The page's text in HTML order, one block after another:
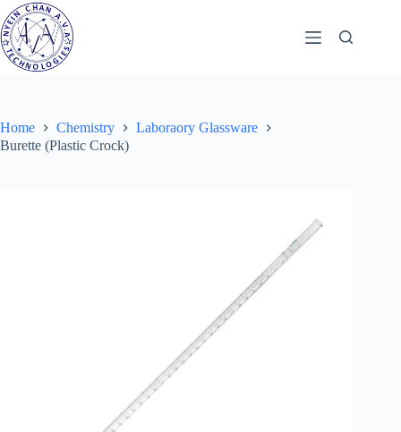
Skip
to
content
Home Chemistry
Laboraory Glassware
Burette (Plastic Crock)